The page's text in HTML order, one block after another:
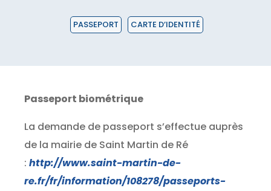
PASSEPORT CARTE D’IDENTITÉ
Passeport biométrique
La demande de passeport s’effectue auprès
de la mairie de Saint Martin de Ré
: http://www.saint-martin-de-
re.fr/fr/information/108278/passeports-